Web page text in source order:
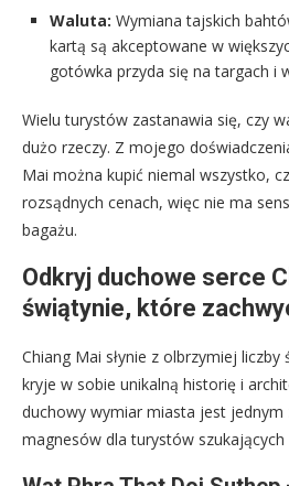
Waluta: Wymiana tajskich
kartą są akceptowane w
gotówka przyda się na targach i
Wielu turystów zastanawia się, czy
dużo rzeczy. Z mojego
Mai można kupić niemal wszystko,
rozsądnych cenach, więc nie ma
bagażu.
Odkryj duchowe serce
świątynie, które
Chiang Mai słynie z olbrzymiej
kryje w sobie unikalną historię i
duchowy wymiar miasta jest jednym
magnesów dla turystów szukających